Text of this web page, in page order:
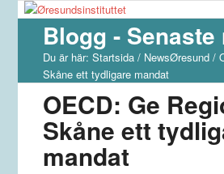
Blogg - Senaste
Du är här: Startsida / NewsØresund /
Skåne ett tydligare mandat
OECD: Ge
Skåne ett
mandat